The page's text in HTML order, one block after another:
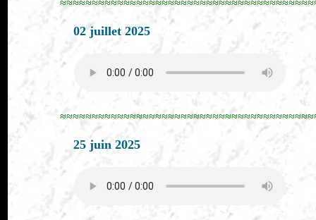
02 juillet 2025
25 juin 2025